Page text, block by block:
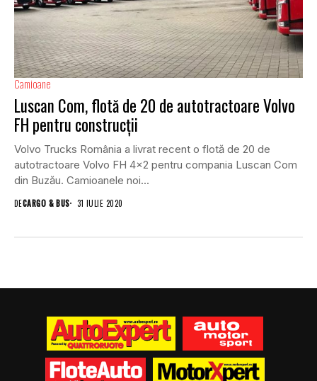
Camioane
Luscan Com, flotă de 20 de autotractoare Volvo
FH pentru construcții
Volvo Trucks România a livrat recent o flotă de 20 de
autotractoare Volvo FH 4×2 pentru compania Luscan Com
din Buzău. Camioanele noi...
DECARGO & BUS 31 IULIE 2020